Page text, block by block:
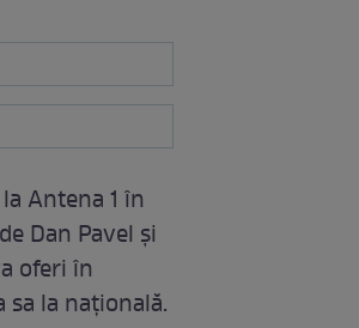
Antena 1 în
Dan Pavel şi
oferi în
la naţională.